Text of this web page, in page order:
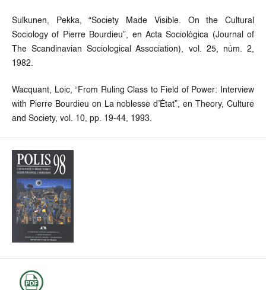
Sulkunen, Pekka, “Society Made Visible. On the Cultural
Sociology of Pierre Bourdieu”, en Acta Sociológica (Journal of
The Scandinavian Sociological Association), vol. 25, núm. 2,
1982.
Wacquant, Loic, “From Ruling Class to Field of Power: Interview
with Pierre Bourdieu on La noblesse d’État”, en Theory, Culture
and Society, vol. 10, pp. 19-44, 1993.